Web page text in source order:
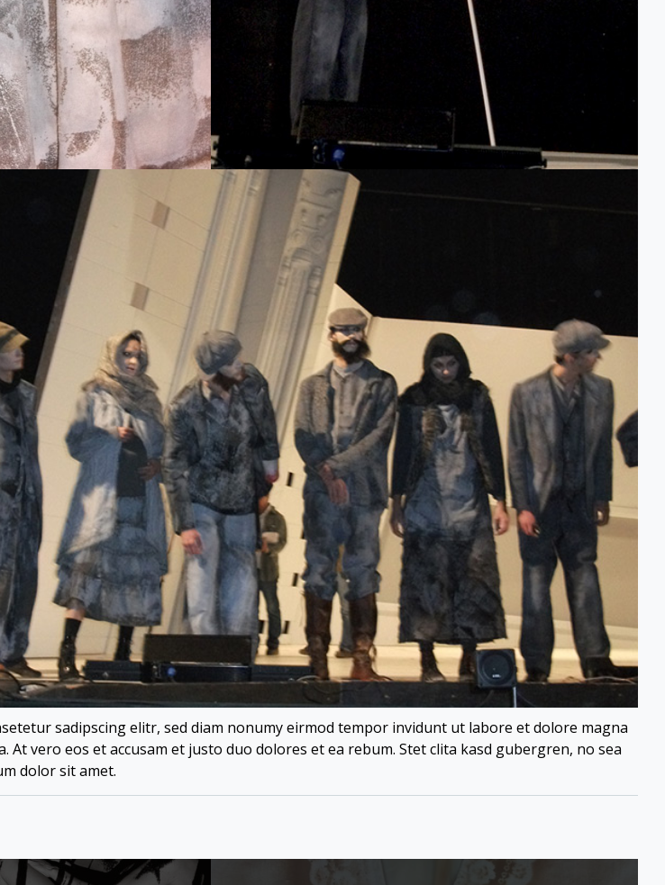
sadipscing elitr, sed diam nonumy eirmod tempor invidunt ut labore et dolore magna
At vero eos et accusam et justo duo dolores et ea rebum. Stet clita kasd gubergren, no sea
dolor sit amet.